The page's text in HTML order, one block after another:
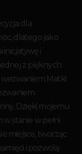
dla
dlatego jako
inicjatywę i
z pięknych
wezwaniem Matki
Dzięki mojemu
stanie w pełni
miejsce, tworząc
i pozwolą